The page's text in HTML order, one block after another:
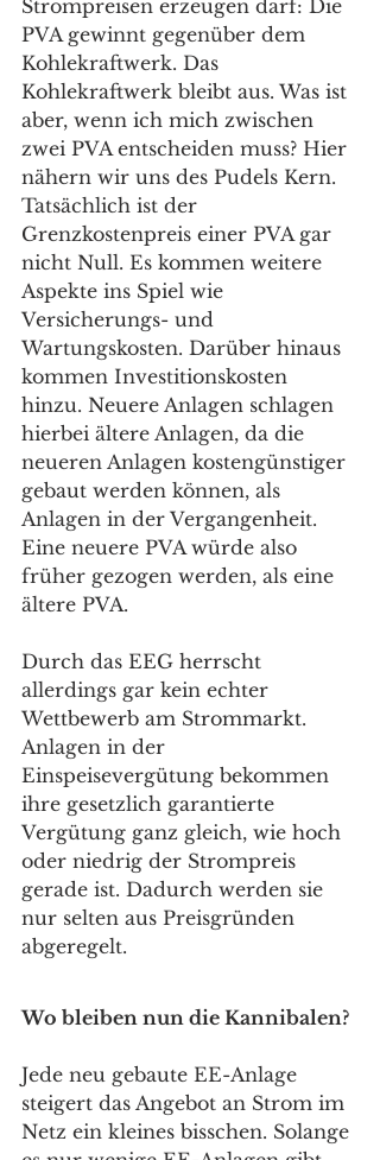
Strompreisen erzeugen darf: Die
PVA gewinnt gegenüber dem
Kohlekraftwerk. Das
Kohlekraftwerk bleibt aus. Was ist
aber, wenn ich mich zwischen
zwei PVA entscheiden muss? Hier
nähern wir uns des Pudels Kern.
Tatsächlich ist der
Grenzkostenpreis einer PVA gar
nicht Null. Es kommen weitere
Aspekte ins Spiel wie
Versicherungs- und
Wartungskosten. Darüber hinaus
kommen Investitionskosten
hinzu. Neuere Anlagen schlagen
hierbei ältere Anlagen, da die
neueren Anlagen kostengünstiger
gebaut werden können, als
Anlagen in der Vergangenheit.
Eine neuere PVA würde also
früher gezogen werden, als eine
ältere PVA.
Durch das EEG herrscht
allerdings gar kein echter
Wettbewerb am Strommarkt.
Anlagen in der
Einspeisevergütung bekommen
ihre gesetzlich garantierte
Vergütung ganz gleich, wie hoch
oder niedrig der Strompreis
gerade ist. Dadurch werden sie
nur selten aus Preisgründen
abgeregelt.
Wo bleiben nun die Kannibalen?
Jede neu gebaute EE-Anlage
steigert das Angebot an Strom im
Netz ein kleines bisschen. Solange